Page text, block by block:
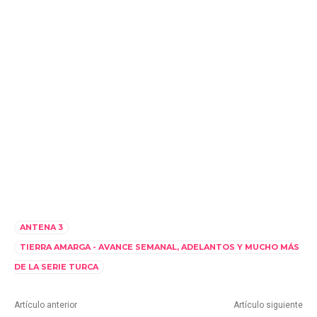
ANTENA 3
TIERRA AMARGA - AVANCE SEMANAL, ADELANTOS Y MUCHO MÁS
DE LA SERIE TURCA
Artículo anterior Artículo siguiente